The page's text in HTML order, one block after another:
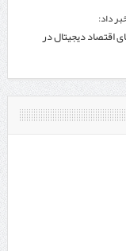
داد:
اقتصاد دیجیتال در